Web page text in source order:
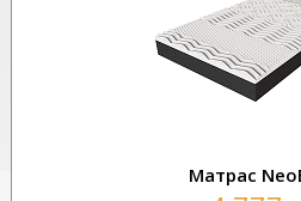
Матрас